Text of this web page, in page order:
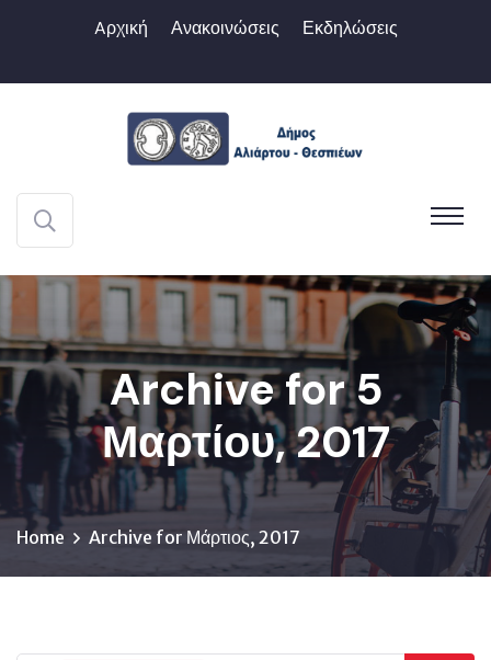
Aρχική Ανακοινώσεις Εκδηλώσεις
Archive for 5
Μαρτίου, 2017
Home Archive for Μάρτιος, 2017